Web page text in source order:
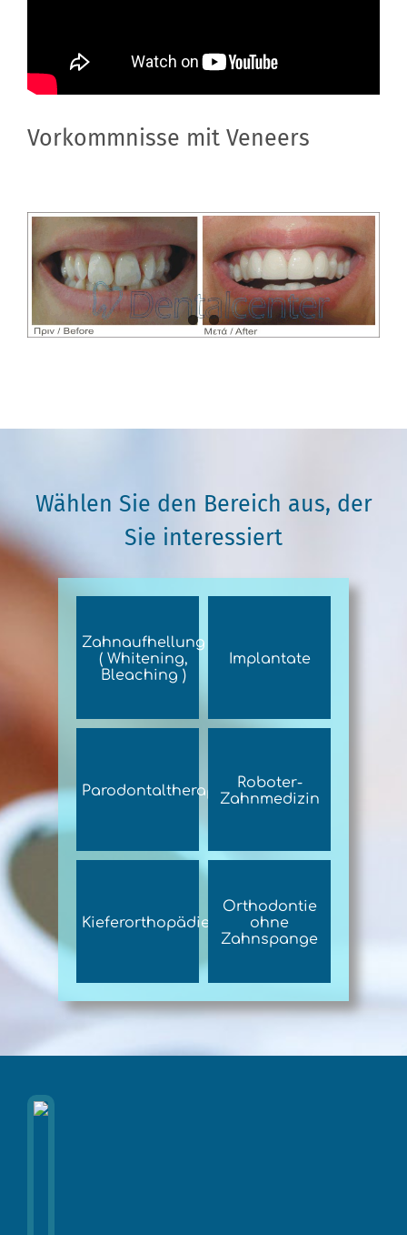
Vorkommnisse mit Veneers
Wählen Sie den Bereich aus, der
Sie interessiert
Zahnaufhellung
( Whitening,
Bleaching )
Implantate
Parodontaltherapie Roboter-
Zahnmedizin
Kieferorthopädie
Orthodontie
ohne
Zahnspange